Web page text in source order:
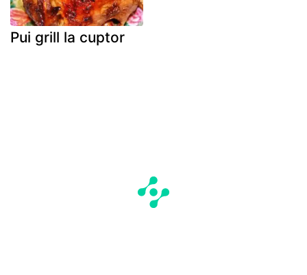
Pui grill la cuptor